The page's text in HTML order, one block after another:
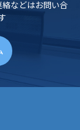
などはお問い合